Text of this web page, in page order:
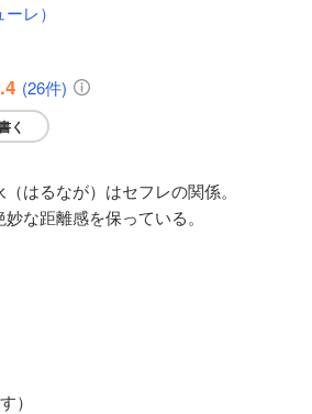
レ）
(26件)
く
はるなが）はセフレの関係。
な距離感を保っている。
）